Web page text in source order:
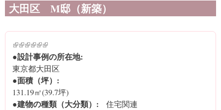
大田区 M邸（新築）
(link is external)
(link is external)
(link is external)
(link is external)
(link is external)
(link is external)
●設計事例の所在地:
東京都大田区
●面積（坪）:
131.19㎡(39.7坪)
●建物の種類（大分類）: 住宅関連